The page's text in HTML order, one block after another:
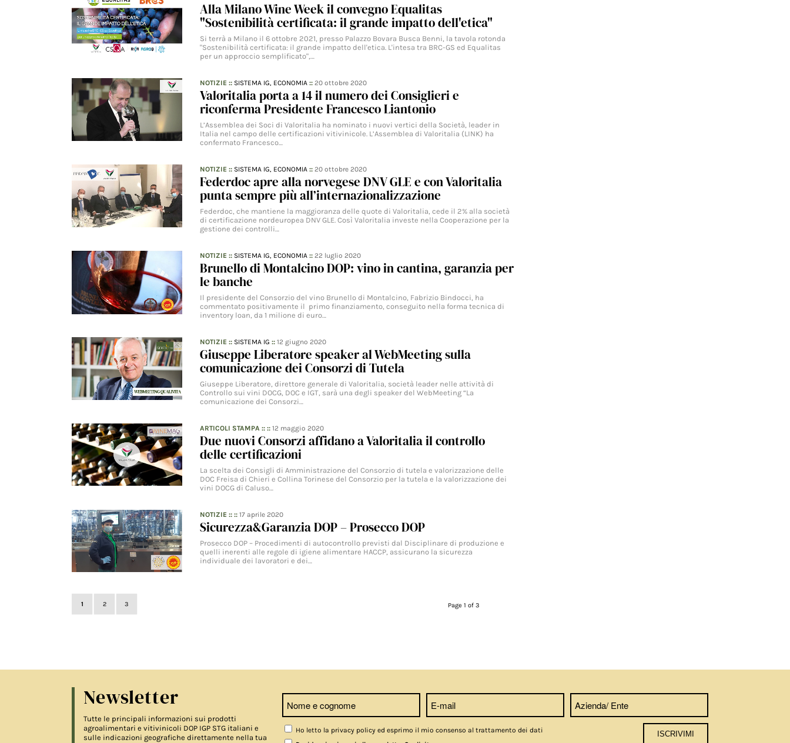
Alla Milano Wine Week il convegno Equalitas
"Sostenibilità certificata: il grande impatto dell'etica"
Si terrà a Milano il 6 ottobre 2021, presso Palazzo Bovara Busca Benni, la tavola rotonda
"Sostenibilità certificata: il grande impatto dell'etica. L'intesa tra BRC-GS ed Equalitas
per un approccio semplificato",…
NOTIZIE :: SISTEMA IG, ECONOMIA ::20 ottobre 2020
Valoritalia porta a 14 il numero dei Consiglieri e
riconferma Presidente Francesco Liantonio
L’Assemblea dei Soci di Valoritalia ha nominato i nuovi vertici della Società, leader in
Italia nel campo delle certificazioni vitivinicole. L’Assemblea di Valoritalia (LINK) ha
confermato Francesco…
NOTIZIE :: SISTEMA IG, ECONOMIA ::20 ottobre 2020
Federdoc apre alla norvegese DNV GLE e con Valoritalia
punta sempre più all’internazionalizzazione
Federdoc, che mantiene la maggioranza delle quote di Valoritalia, cede il 2% alla società
di certificazione nordeuropea DNV GLE. Così Valoritalia investe nella Cooperazione per la
gestione dei controlli…
NOTIZIE :: SISTEMA IG, ECONOMIA ::22 luglio 2020
Brunello di Montalcino DOP: vino in cantina, garanzia per
le banche
Il presidente del Consorzio del vino Brunello di Montalcino, Fabrizio Bindocci, ha
commentato positivamente il primo finanziamento, conseguito nella forma tecnica di
inventory loan, da 1 milione di euro…
NOTIZIE :: SISTEMA IG ::12 giugno 2020
Giuseppe Liberatore speaker al WebMeeting sulla
comunicazione dei Consorzi di Tutela
Giuseppe Liberatore, direttore generale di Valoritalia, società leader nelle attività di
Controllo sui vini DOCG, DOC e IGT, sarà una degli speaker del WebMeeting “La
comunicazione dei Consorzi…
ARTICOLI STAMPA :: ::12 maggio 2020
Due nuovi Consorzi affidano a Valoritalia il controllo
delle certificazioni
La scelta dei Consigli di Amministrazione del Consorzio di tutela e valorizzazione delle
DOC Freisa di Chieri e Collina Torinese del Consorzio per la tutela e la valorizzazione dei
vini DOCG di Caluso…
NOTIZIE :: ::17 aprile 2020
Sicurezza&Garanzia DOP – Prosecco DOP
Prosecco DOP – Procedimenti di autocontrollo previsti dal Disciplinare di produzione e
quelli inerenti alle regole di igiene alimentare HACCP, assicurano la sicurezza
individuale dei lavoratori e dei…
Page 1 of 3
1 2 3
Newsletter
Tutte le principali informazioni sui prodotti
agroalimentari e vitivinicoli DOP IGP STG italiani e
sulle indicazioni geografiche direttamente nella tua
Ho letto la privacy policy ed esprimo il mio consenso al trattamento dei dati